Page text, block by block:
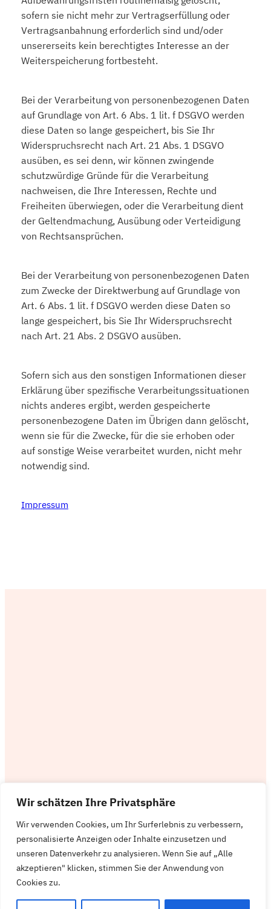
Wir schätzen Ihre Privatsphäre
Wir verwenden Cookies, um Ihr Surferlebnis zu verbessern,
personalisierte Anzeigen oder Inhalte einzusetzen und
unseren Datenverkehr zu analysieren. Wenn Sie auf „Alle
akzeptieren" klicken, stimmen Sie der Anwendung von
Cookies zu.
sofern sie nicht mehr zur Vertragserfüllung oder
Vertragsanbahnung erforderlich sind und/oder
unsererseits kein berechtigtes Interesse an der
Weiterspeicherung fortbesteht.
Bei der Verarbeitung von personenbezogenen Daten
auf Grundlage von Art. 6 Abs. 1 lit. f DSGVO werden
diese Daten so lange gespeichert, bis Sie Ihr
Widerspruchsrecht nach Art. 21 Abs. 1 DSGVO
ausüben, es sei denn, wir können zwingende
schutzwürdige Gründe für die Verarbeitung
nachweisen, die Ihre Interessen, Rechte und
Freiheiten überwiegen, oder die Verarbeitung dient
der Geltendmachung, Ausübung oder Verteidigung
von Rechtsansprüchen.
Bei der Verarbeitung von personenbezogenen Daten
zum Zwecke der Direktwerbung auf Grundlage von
Art. 6 Abs. 1 lit. f DSGVO werden diese Daten so
lange gespeichert, bis Sie Ihr Widerspruchsrecht
nach Art. 21 Abs. 2 DSGVO ausüben.
Sofern sich aus den sonstigen Informationen dieser
Erklärung über spezifische Verarbeitungssituationen
nichts anderes ergibt, werden gespeicherte
personenbezogene Daten im Übrigen dann gelöscht,
wenn sie für die Zwecke, für die sie erhoben oder
auf sonstige Weise verarbeitet wurden, nicht mehr
notwendig sind.
Impressum